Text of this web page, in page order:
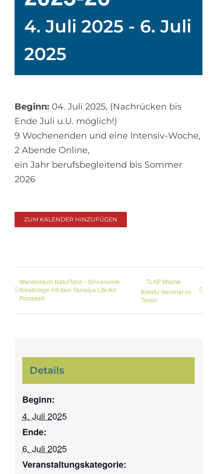
4. Juli 2025 - 6. Juli
2025
Beginn: 04. Juli 2025, (Nachrücken bis
Ende Juli u.U. möglich!)
9 Wochenenden und eine Intensiv-Woche,
2 Abende Online,
ein Jahr berufsbegleitend bis Sommer
2026
ZUM KALENDER HINZUFÜGEN
Wandelraum NaturTanz – Sinnenvolle
Kreativtage mit dem Tamalpa Life/Art
Process®
TLAP Woche
Kreativ-Seminar im
Tessin
Details
Beginn:
4. Juli 2025
Ende:
6. Juli 2025
Veranstaltungskategorie: